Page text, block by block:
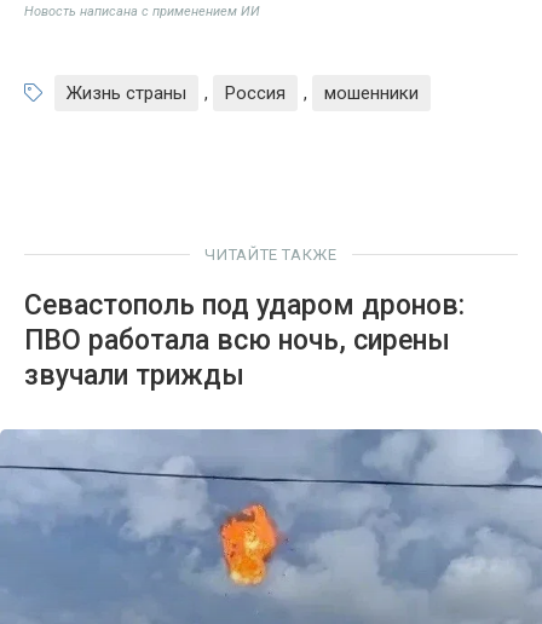
Новость написана с применением ИИ
Жизнь страны , Россия , мошенники
ЧИТАЙТЕ ТАКЖЕ
Севастополь под ударом дронов:
ПВО работала всю ночь, сирены
звучали трижды